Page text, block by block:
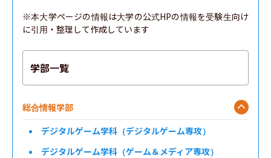
※本大学ページの情報は大学の公式HPの情報を受験生向け
に引用・整理して作成しています
学部一覧
総合情報学部
デジタルゲーム学科（デジタルゲーム専攻）
デジタルゲーム学科（ゲーム＆メディア専攻）